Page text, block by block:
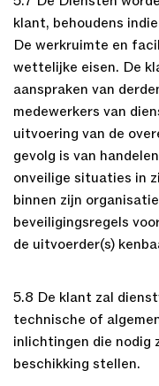
klant, behoudens
De werkruimte en
wettelijke eisen. De
aanspraken van
medewerkers van
uitvoering van de
gevolg is van
onveilige situaties in
binnen zijn
beveiligingsregels
de uitvoerder(s)
5.8 De klant zal
technische of
inlichtingen die nodig
beschikking stellen.